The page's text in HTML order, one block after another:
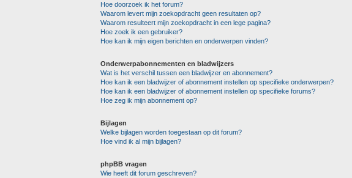
Hoe doorzoek ik het forum?
Waarom levert mijn zoekopdracht geen resultaten op?
Waarom resulteert mijn zoekopdracht in een lege pagina?
Hoe zoek ik een gebruiker?
Hoe kan ik mijn eigen berichten en onderwerpen vinden?
Onderwerpabonnementen en bladwijzers
Wat is het verschil tussen een bladwijzer en abonnement?
Hoe kan ik een bladwijzer of abonnement instellen op specifieke onderwerpen?
Hoe kan ik een bladwijzer of abonnement instellen op specifieke forums?
Hoe zeg ik mijn abonnement op?
Bijlagen
Welke bijlagen worden toegestaan op dit forum?
Hoe vind ik al mijn bijlagen?
phpBB vragen
Wie heeft dit forum geschreven?